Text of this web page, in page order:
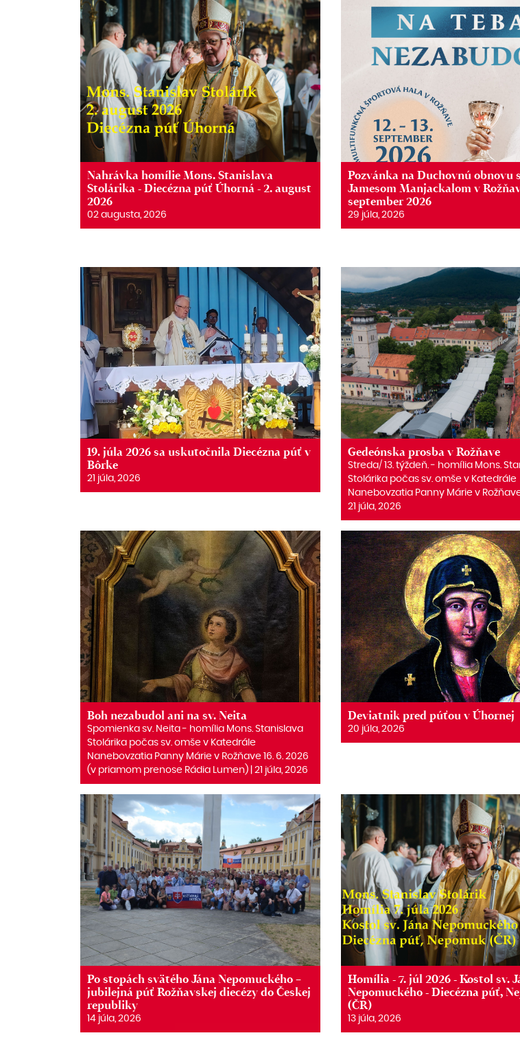
Nahrávka homílie Mons. Stanislava
Stolárika - Diecézna púť Úhorná - 2. august
2026
02 augusta, 2026
Pozvánka na Duchovnú obnovu
Jamesom Manjackalom v
september 2026
29 júla, 2026
19. júla 2026 sa uskutočnila Diecézna púť v
Bôrke
21 júla, 2026
Gedeónska prosba v Rožňave
Streda/ 13. týždeň. ‒ homília Mons.
Stolárika počas sv. omše v Katedrále
Nanebovzatia Panny Márie v Rožňave
21 júla, 2026
Boh nezabudol ani na sv. Neita
Spomienka sv. Neita ‒ homília Mons. Stanislava
Stolárika počas sv. omše v Katedrále
Nanebovzatia Panny Márie v Rožňave 16. 6. 2026
(v priamom prenose Rádia Lumen) | 21 júla, 2026
Deviatnik pred púťou v Úhornej
20 júla, 2026
Po stopách svätého Jána Nepomuckého –
jubilejná púť Rožňavskej diecézy do Českej
republiky
14 júla, 2026
Homília - 7. júl 2026 - Kostol sv.
Nepomuckého - Diecézna púť,
(ČR)
13 júla, 2026